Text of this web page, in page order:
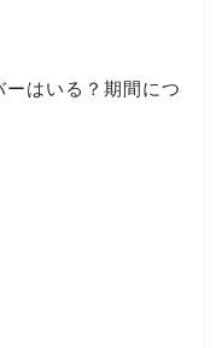
はいる？期間につ